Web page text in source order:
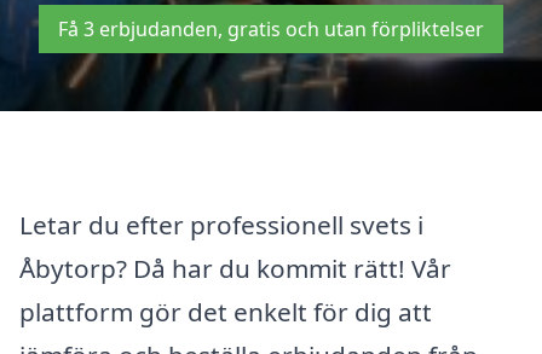
Få 3 erbjudanden, gratis och utan förpliktelser
Letar du efter professionell svets i
Åbytorp? Då har du kommit rätt! Vår
plattform gör det enkelt för dig att